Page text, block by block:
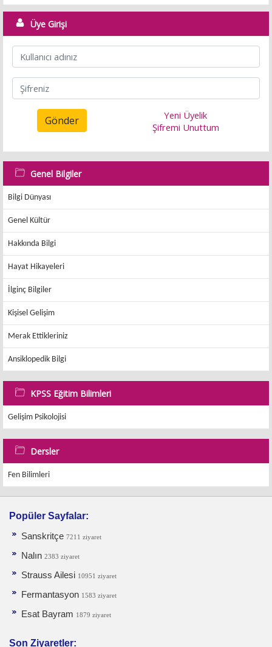
Üye Girişi
Gönder
Yeni Üyelik
Şifremi Unuttum
Genel Bilgiler
Bilgi Dünyası
Genel Kültür
Hakkında Bilgi
Hayat Hikayeleri
İlginç Bilgiler
Kişisel Gelişim
Merak Ettikleriniz
Ansiklopedik Bilgi
KPSS Eğitim Bilimleri
Gelişim Psikolojisi
Dersler
Fen Bilimleri
Popüler Sayfalar:
Sanskritçe 7211 ziyaret
Nalın 2383 ziyaret
Strauss Ailesi 10951 ziyaret
Fermantasyon 1583 ziyaret
Esat Bayram 1879 ziyaret
Son Ziyaretler: